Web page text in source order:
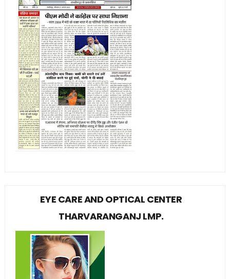
EYE CARE AND OPTICAL CENTER
THARVARANGANJ LMP.